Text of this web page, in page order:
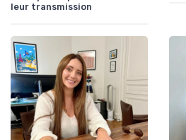
leur transmission